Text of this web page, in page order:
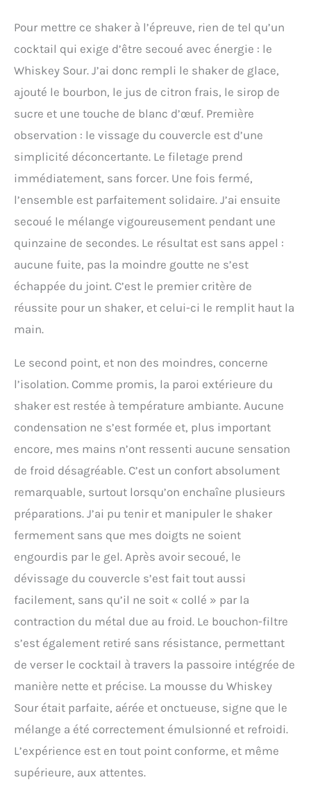
Pour mettre ce shaker à l’épreuve, rien de tel qu’un
cocktail qui exige d’être secoué avec énergie : le
Whiskey Sour. J’ai donc rempli le shaker de glace,
ajouté le bourbon, le jus de citron frais, le sirop de
sucre et une touche de blanc d’œuf. Première
observation : le vissage du couvercle est d’une
simplicité déconcertante. Le filetage prend
immédiatement, sans forcer. Une fois fermé,
l’ensemble est parfaitement solidaire. J’ai ensuite
secoué le mélange vigoureusement pendant une
quinzaine de secondes. Le résultat est sans appel :
aucune fuite, pas la moindre goutte ne s’est
échappée du joint. C’est le premier critère de
réussite pour un shaker, et celui-ci le remplit haut la
main.
Le second point, et non des moindres, concerne
l’isolation. Comme promis, la paroi extérieure du
shaker est restée à température ambiante. Aucune
condensation ne s’est formée et, plus important
encore, mes mains n’ont ressenti aucune sensation
de froid désagréable. C’est un confort absolument
remarquable, surtout lorsqu’on enchaîne plusieurs
préparations. J’ai pu tenir et manipuler le shaker
fermement sans que mes doigts ne soient
engourdis par le gel. Après avoir secoué, le
dévissage du couvercle s’est fait tout aussi
facilement, sans qu’il ne soit « collé » par la
contraction du métal due au froid. Le bouchon-filtre
s’est également retiré sans résistance, permettant
de verser le cocktail à travers la passoire intégrée de
manière nette et précise. La mousse du Whiskey
Sour était parfaite, aérée et onctueuse, signe que le
mélange a été correctement émulsionné et refroidi.
L’expérience est en tout point conforme, et même
supérieure, aux attentes.